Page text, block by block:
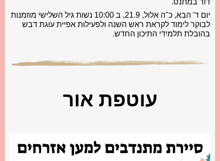
יום ד' הבא, כ"
ה אלול, 21.9, ב 10:00 נשות גיל השלישי מוזמנות
לבוקר לימוד לקראת ראש השנה ולפעילות אפיית עוגת דבש
בהובלת תלמידי התיכון החדש.
עוטפת אור